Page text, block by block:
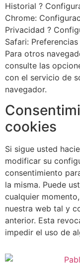
Historial ?
Chrome:
Privacidad ?
Safari:
Para otros
consulte las
con el servicio de
navegador.
cookies
Si sigue usted
modificar su
consentimiento
la misma. Puede
cualquier
nuestra web tal y
anterior. Esta
impedir el uso de